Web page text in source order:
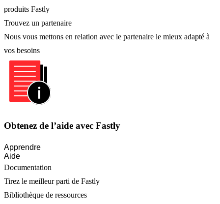
produits Fastly
Trouvez un partenaire
Nous vous mettons en relation avec le partenaire le mieux adapté à
vos besoins
Obtenez de l’aide avec Fastly
Apprendre
Aide
Documentation
Tirez le meilleur parti de Fastly
Bibliothèque de ressources